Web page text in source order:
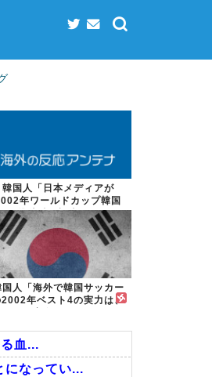
韓国人「日本メディアが
年ワールドカップ韓国
準決勝も調査す...
国人「海外で韓国サッカー
2002年ベスト4の実力は、
血...
になってい...